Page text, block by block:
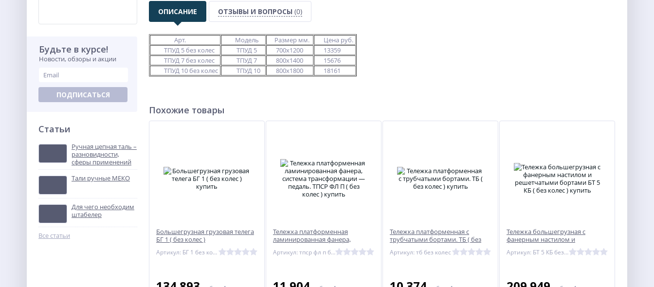
Будьте в курсе!
Новости, обзоры и акции
ПОДПИСАТЬСЯ
Статьи
Ручная цепная таль –
разновидности,
сферы применений
Тали ручные МЕКО
Для чего необходим
штабелер
Все статьи
ОПИСАНИЕ ОТЗЫВЫ И ВОПРОСЫ (0)
Арт. Модель Размер мм.
Цена руб.
ТПУД 5 без колес
ТПУД 5 700х1200
13359
ТПУД 7 без колес
ТПУД 7 800х1400
15676
ТПУД 10 без колес
ТПУД 10 800х1800 18161
Похожие товары
Большегрузная грузовая телега
БГ 1 ( без колес )
Артикул: БГ 1 без колес
Тележка платформенная
ламинированная фанера,
система трансформации —
педаль. ТПСР ФЛ П ( без колес )
Артикул: тпср фл п без колес
Тележка платформенная с
трубчатыми бортами. ТБ ( без
Артикул: тб без колес
Тележка большегрузная с
фанерным настилом и
решетчатыми бортами БТ 5 КБ (
без колес )
Артикул: БТ 5 КБ без колес